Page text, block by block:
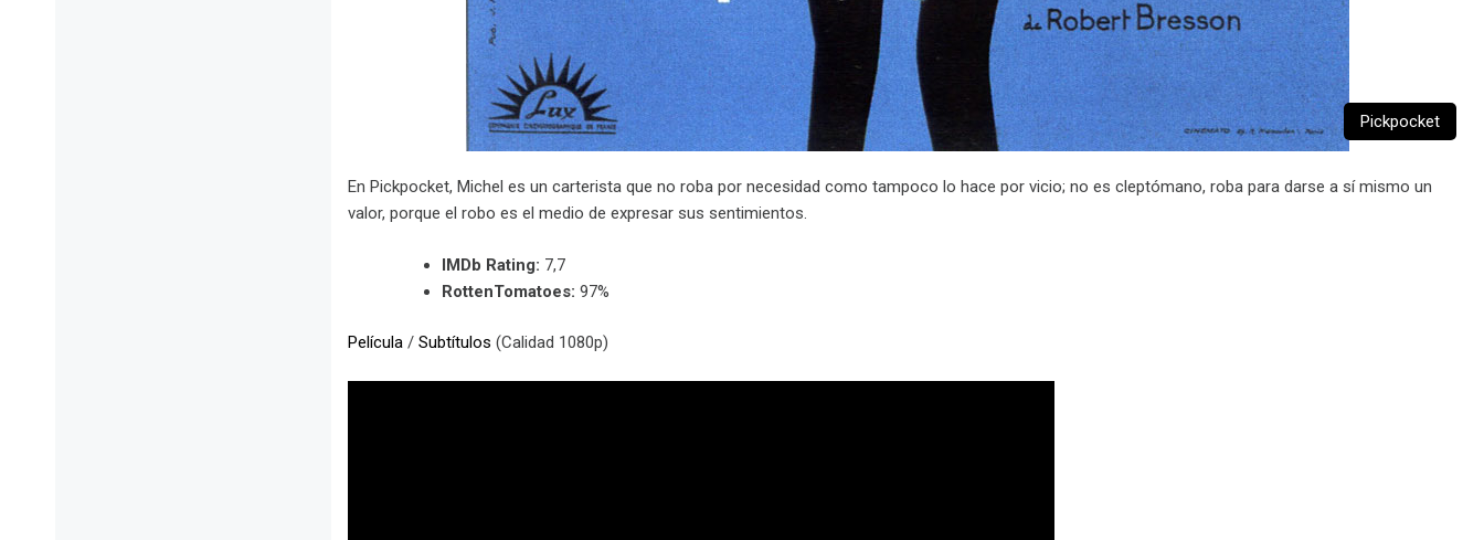
Pickpocket
En Pickpocket, Michel es un carterista que no roba por necesidad como tampoco lo hace por vicio; no es cleptómano, roba para darse a sí mismo un
valor, porque el robo es el medio de expresar sus sentimientos.
IMDb Rating: 7,7
RottenTomatoes: 97%
Película / Subtítulos (Calidad 1080p)